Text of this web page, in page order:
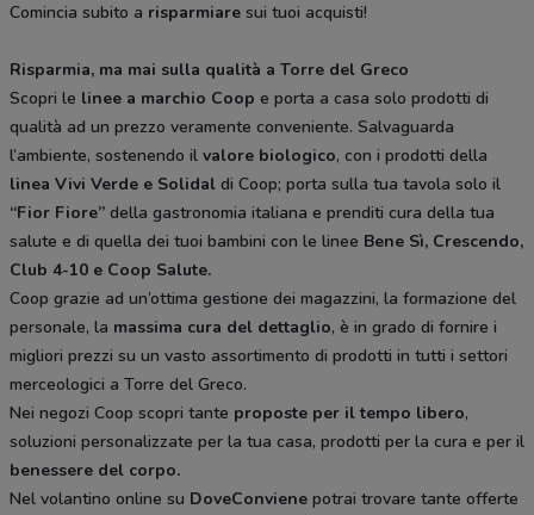
Comincia subito a risparmiare sui tuoi acquisti!
Risparmia, ma mai sulla qualità a Torre del Greco
Scopri le linee a marchio Coop e porta a casa solo prodotti di
qualità ad un prezzo veramente conveniente. Salvaguarda
l’ambiente, sostenendo il valore biologico, con i prodotti della
linea Vivi Verde e Solidal di Coop; porta sulla tua tavola solo il
“Fior Fiore” della gastronomia italiana e prenditi cura della tua
salute e di quella dei tuoi bambini con le linee Bene Sì, Crescendo,
Club 4-10 e Coop Salute.
Coop grazie ad un’ottima gestione dei magazzini, la formazione del
personale, la massima cura del dettaglio, è in grado di fornire i
migliori prezzi su un vasto assortimento di prodotti in tutti i settori
merceologici a Torre del Greco.
Nei negozi Coop scopri tante proposte per il tempo libero,
soluzioni personalizzate per la tua casa, prodotti per la cura e per il
benessere del corpo.
Nel volantino online su DoveConviene potrai trovare tante offerte